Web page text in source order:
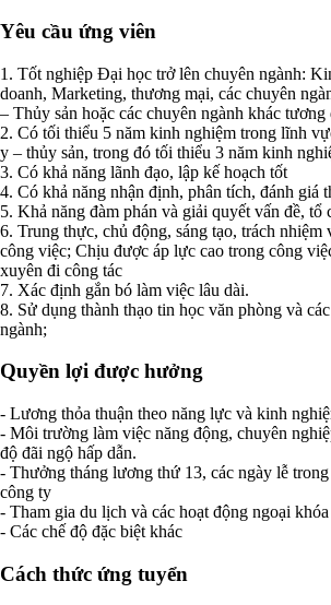
Yêu cầu ứng viên
1. Tốt nghiệp Đại học trở lên chuyên ngành:
doanh, Marketing, thương mại, các chuyên
– Thủy sản hoặc các chuyên ngành khác tương
2. Có tối thiểu 5 năm kinh nghiệm trong lĩnh
y – thủy sản, trong đó tối thiểu 3 năm kinh
3. Có khả năng lãnh đạo, lập kế hoạch tốt
4. Có khả năng nhận định, phân tích, đánh giá
5. Khả năng đàm phán và giải quyết vấn đề, tổ
6. Trung thực, chủ động, sáng tạo, trách nhiệm
công việc; Chịu được áp lực cao trong công
xuyên đi công tác
7. Xác định gắn bó làm việc lâu dài.
8. Sử dụng thành thạo tin học văn phòng và
ngành;
Quyền lợi được hưởng
- Lương thỏa thuận theo năng lực và kinh
- Môi trường làm việc năng động, chuyên
độ đãi ngộ hấp dẫn.
- Thưởng tháng lương thứ 13, các ngày lễ
công ty
- Tham gia du lịch và các hoạt động ngoại
- Các chế độ đặc biệt khác
Cách thức ứng tuyển